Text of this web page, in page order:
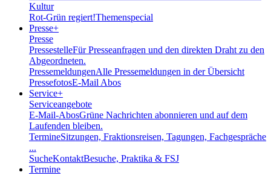
Kultur
Rot-Grün regiert!Themenspecial
Presse+
Presse
PressestelleFür Presseanfragen und den direkten Draht zu den
Abgeordneten.
PressemeldungenAlle Pressemeldungen in der Übersicht
PressefotosE-Mail Abos
Service+
Serviceangebote
E-Mail-AbosGrüne Nachrichten abonnieren und auf dem
Laufenden bleiben.
TermineSitzungen, Fraktionsreisen, Tagungen, Fachgespräche
...
SucheKontaktBesuche, Praktika & FSJ
Termine